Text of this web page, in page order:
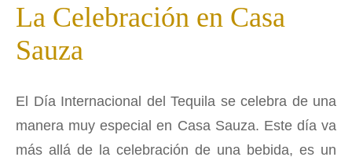
La Celebración en Casa
Sauza
El Día Internacional del Tequila se celebra de una
manera muy especial en Casa Sauza. Este día va
más allá de la celebración de una bebida, es un